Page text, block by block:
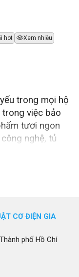
hot Xem nhiều
trong mọi hộ
việc bảo
tươi ngon
nghệ, tủ
tiên tiến để
thực tế, công
lạnh tại Gia
CƠ ĐIỆN GIA
phố Hồ Chí